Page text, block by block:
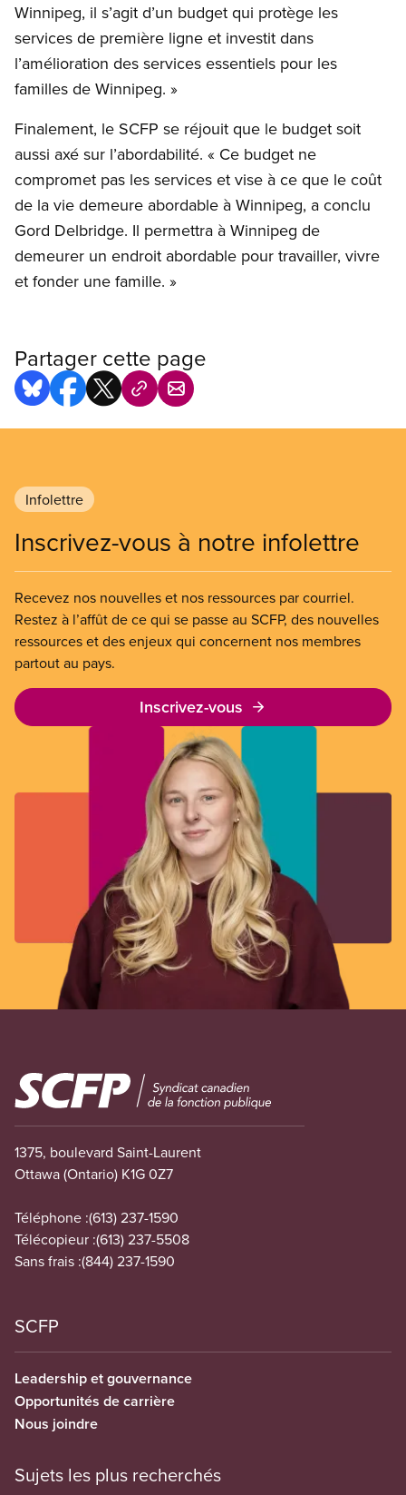
Winnipeg, il s’agit d’un budget qui protège les
services de première ligne et investit dans
l’amélioration des services essentiels pour les
familles de Winnipeg. »
Finalement, le SCFP se réjouit que le budget soit
aussi axé sur l’abordabilité. « Ce budget ne
compromet pas les services et vise à ce que le coût
de la vie demeure abordable à Winnipeg, a conclu
Gord Delbridge. Il permettra à Winnipeg de
demeurer un endroit abordable pour travailler, vivre
et fonder une famille. »
Partager cette page
Infolettre
Inscrivez-vous à notre infolettre
Recevez nos nouvelles et nos ressources par courriel.
Restez à l’affût de ce qui se passe au SCFP, des nouvelles
ressources et des enjeux qui concernent nos membres
partout au pays.
Inscrivez-vous
Image
1375, boulevard Saint-Laurent
Ottawa (Ontario) K1G 0Z7
Téléphone :(613) 237-1590
Télécopieur :(613) 237-5508
Sans frais :(844) 237-1590
SCFP
Leadership et gouvernance
Opportunités de carrière
Nous joindre
Sujets les plus recherchés